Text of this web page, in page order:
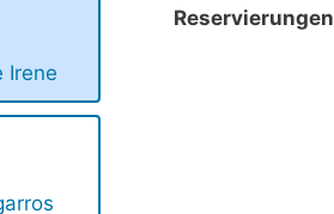
Irene
Reservierungen